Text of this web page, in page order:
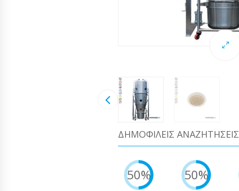
ΔΗΜΟΦΙΛΕΊΣ ΑΝΑΖΗΤΉΣΕΙΣ
50% 50%